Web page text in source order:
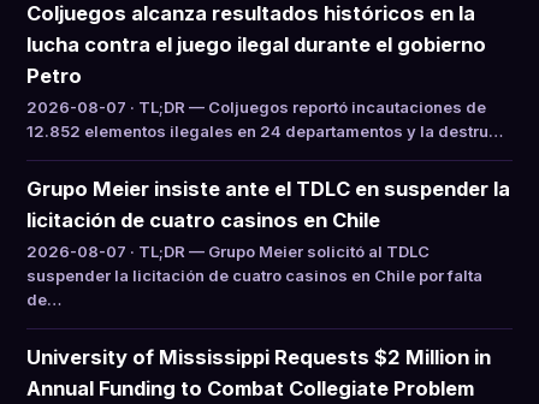
Coljuegos alcanza resultados históricos en la
lucha contra el juego ilegal durante el gobierno
Petro
2026-08-07 · TL;DR — Coljuegos reportó incautaciones de
12.852 elementos ilegales en 24 departamentos y la destru…
Grupo Meier insiste ante el TDLC en suspender la
licitación de cuatro casinos en Chile
2026-08-07 · TL;DR — Grupo Meier solicitó al TDLC
suspender la licitación de cuatro casinos en Chile por falta
de…
University of Mississippi Requests $2 Million in
Annual Funding to Combat Collegiate Problem